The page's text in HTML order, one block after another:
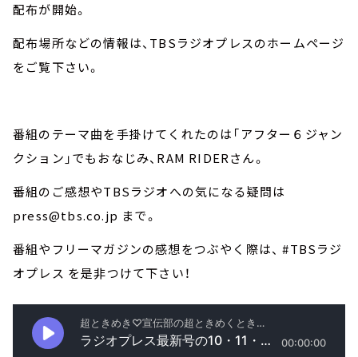
配布が開始。
配布場所などの情報は、TBSラジオプレスのホームページ
をご覧下さい。
番組のテーマ曲を手掛けてくれたのは「アフター６ジャン
クション」でもおなじみ、RAM RIDERさん。
番組のご感想やTBSラジオへの気になる疑問は
press@tbs.co.jp まで。
番組やフリーマガジンの感想をつぶやく際は、 #TBSラジ
オプレス を是非つけて下さい！